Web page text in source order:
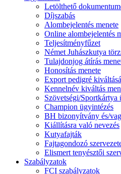
Letölthető
Díjszabás
Alombejelentés menete
Online alombejelentés
Teljesítményfűzet
Német Juhászkutya
Tulajdonjog átírás
Honosítás menete
Export pedigré
Kennelnév kiváltás
Szövetségi/Sportkártya
Champion ügyintézés
BH bizonyítvány és/
Kiállításra való nevezés
Kutyafajták
Fajtagondozó
Elismert tenyésztői
Szabályzatok
FCI szabályzatok